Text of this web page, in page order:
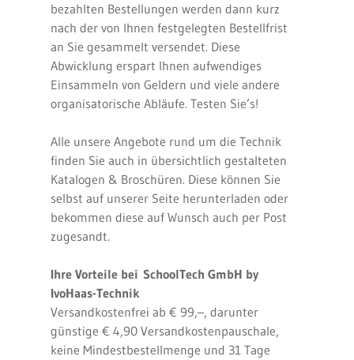
bezahlten Bestellungen werden dann kurz
nach der von Ihnen festgelegten Bestellfrist
an Sie gesammelt versendet. Diese
Abwicklung erspart Ihnen aufwendiges
Einsammeln von Geldern und viele andere
organisatorische Abläufe. Testen Sie’s!
Alle unsere Angebote rund um die Technik
finden Sie auch in übersichtlich gestalteten
Katalogen & Broschüren. Diese können Sie
selbst auf unserer Seite herunterladen oder
bekommen diese auf Wunsch auch per Post
zugesandt.
Ihre Vorteile bei SchoolTech GmbH by
IvoHaas-Technik
Versandkostenfrei ab € 99,–, darunter
günstige € 4,90 Versandkostenpauschale,
keine Mindestbestellmenge und 31 Tage